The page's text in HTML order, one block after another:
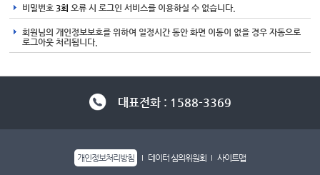
비밀번호 3회 오류 시 로그인 서비스를 이용하실 수 없습니다.
회원님의 개인정보보호를 위하여 일정시간 동안 화면 이동이 없을 경우 자동으로
로그아웃 처리됩니다.
대표전화 : 1588-3369
개인정보처리방침 데이터 심의위원회 사이트맵